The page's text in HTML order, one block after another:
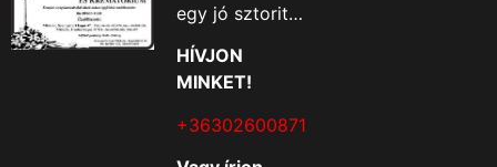
egy jó sztorit…
HÍVJON
MINKET!
+36302600871